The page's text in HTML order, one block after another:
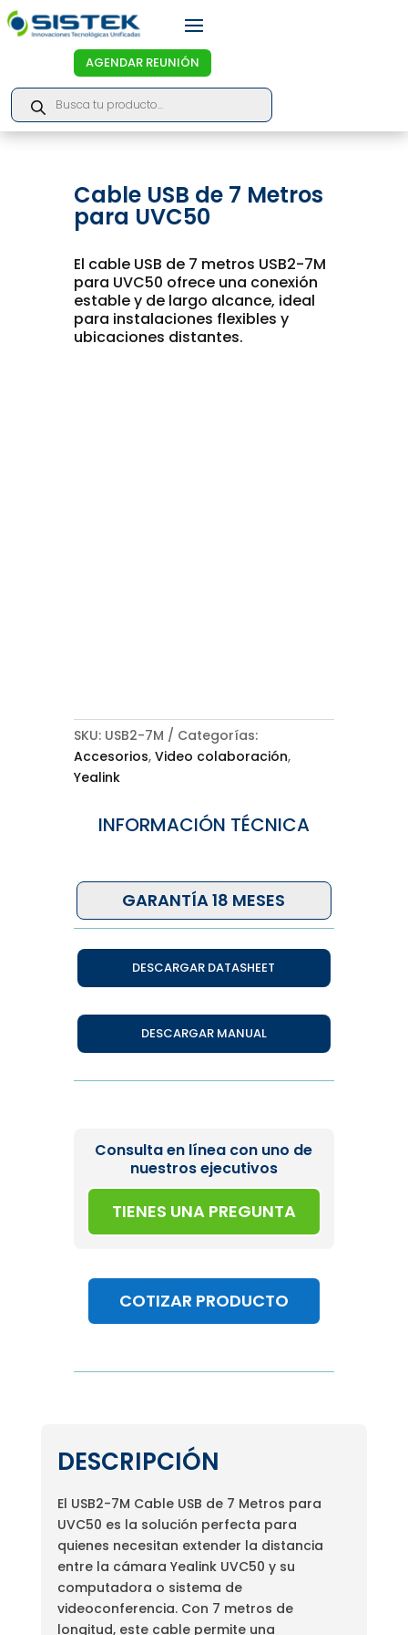
AGENDAR REUNIÓN
Products
search
Cable USB de 7 Metros
para UVC50
El cable USB de 7 metros USB2-7M
para UVC50 ofrece una conexión
estable y de largo alcance, ideal
para instalaciones flexibles y
ubicaciones distantes.
SKU: USB2-7M
Categorías:
Accesorios, Video colaboración,
Yealink
INFORMACIÓN TÉCNICA
GARANTÍA 18 MESES
DESCARGAR DATASHEET
DESCARGAR MANUAL
Consulta en línea con uno de
nuestros ejecutivos
TIENES UNA PREGUNTA
COTIZAR PRODUCTO
DESCRIPCIÓN
El USB2-7M Cable USB de 7 Metros para
UVC50 es la solución perfecta para
quienes necesitan extender la distancia
entre la cámara Yealink UVC50 y su
computadora o sistema de
videoconferencia. Con 7 metros de
longitud, este cable permite una